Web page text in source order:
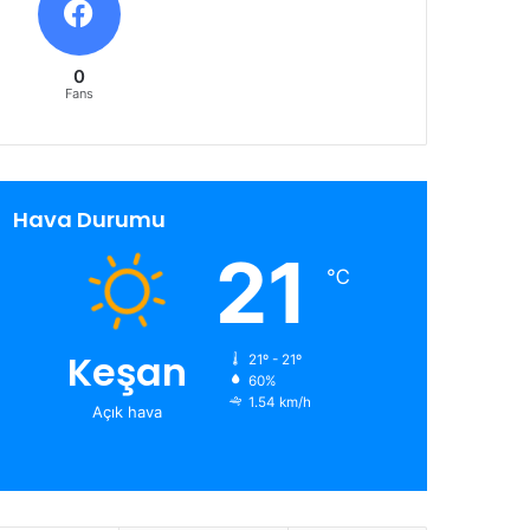
0
Fans
Hava Durumu
Keşan
Açık hava
21 ℃
21º - 21º
60%
1.54 km/h